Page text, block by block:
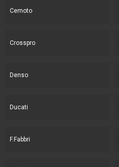
Cemoto
Crosspro
Denso
Ducati
F.Fabbri